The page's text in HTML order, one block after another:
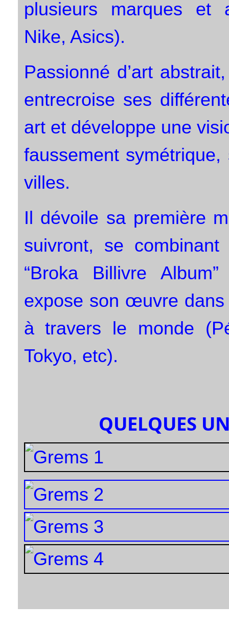
plusieurs marques et
Nike, Asics).
Passionné d’art
entrecroise ses
art et développe une
faussement
villes.
Il dévoile sa première
suivront, se
“Broka Billivre
expose son œuvre
à travers le monde
Tokyo, etc).
QUELQUES